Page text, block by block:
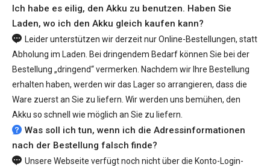
Ich habe es eilig, den Akku zu benutzen. Haben Sie
Laden, wo ich den Akku gleich kaufen kann?
Leider unterstützen wir derzeit nur Online-Bestellungen, statt
Abholung im Laden. Bei dringendem Bedarf können Sie bei der
Bestellung „dringend“ vermerken. Nachdem wir Ihre Bestellung
erhalten haben, werden wir das Lager so arrangieren, dass die
Ware zuerst an Sie zu liefern. Wir werden uns bemühen, den
Akku so schnell wie möglich an Sie zu liefern.
Was soll ich tun, wenn ich die Adressinformationen
nach der Bestellung falsch finde?
Unsere Webseite verfügt noch nicht über die Konto-Login-